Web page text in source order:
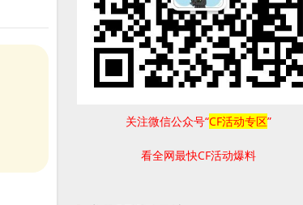
关注微信公众号“CF活动专区”
看全网最快CF活动爆料